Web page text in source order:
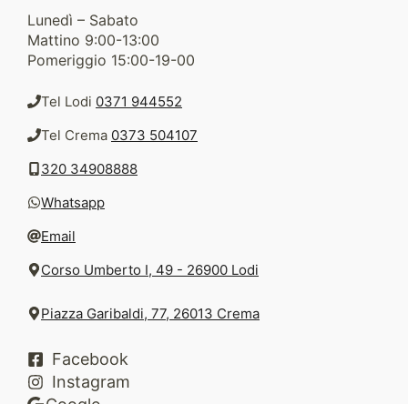
Lunedì – Sabato
Mattino 9:00-13:00
Pomeriggio 15:00-19-00
Tel Lodi 0371 944552
Tel Crema 0373 504107
320 34908888
Whatsapp
Email
Corso Umberto I, 49 - 26900 Lodi
Piazza Garibaldi, 77, 26013 Crema
Facebook
Instagram